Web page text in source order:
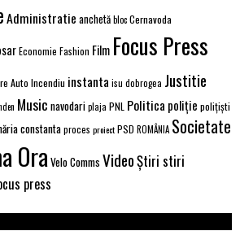
Administratie anchetăblocCernavoda
Economie Fashion Film Focus Press
Auto Incendiu instanta isu dobrogea Justitie
Music navodariplaja PNL Politica poliție polițiști
constantaproces proiectPSD ROMÂNIA Societate
Ora Velo Comms VideoȘtiri stiri
press